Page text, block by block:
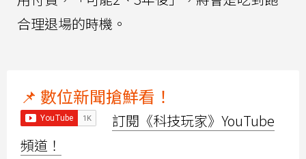
合理退場的時機。
📌 數位新聞搶鮮看！
訂閱《科技玩家》YouTube
頻道！